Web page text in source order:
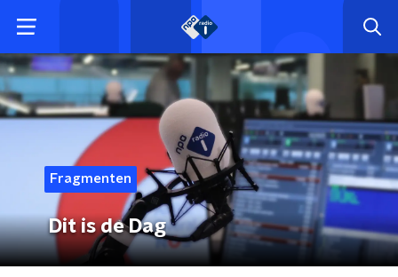
Fragmenten
Dit is de Dag